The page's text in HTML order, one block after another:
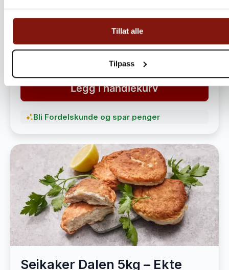
Tillat alle
Tilpass
Steinbitkaker Dalen 5kg –
Ekte norsk håndverk fra
havet
Legg i handlekurv
Bli Fordelskunde og spar penger
Seikaker Dalen 5kg – Ekte